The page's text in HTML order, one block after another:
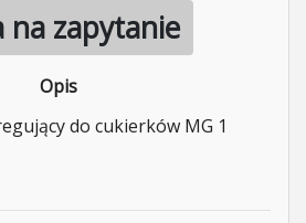
na zapytanie
Opis
do cukierków MG 1